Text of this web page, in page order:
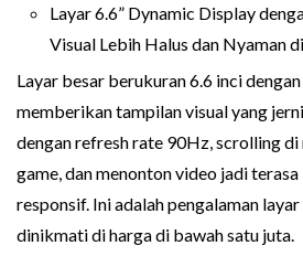
Layar 6.6” Dynamic Display
Visual Lebih Halus dan Nyaman
Layar besar berukuran 6.6 inci
memberikan tampilan visual yang
dengan refresh rate 90Hz, scrolling di
game, dan menonton video jadi
responsif. Ini adalah pengalaman
dinikmati di harga di bawah satu juta.